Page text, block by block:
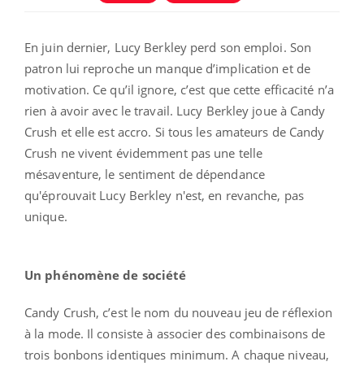
En juin dernier, Lucy Berkley perd son emploi. Son
patron lui reproche un manque d’implication et de
motivation. Ce qu’il ignore, c’est que cette efficacité n’a
rien à avoir avec le travail. Lucy Berkley joue à Candy
Crush et elle est accro. Si tous les amateurs de Candy
Crush ne vivent évidemment pas une telle
mésaventure, le sentiment de dépendance
qu'éprouvait Lucy Berkley n'est, en revanche, pas
unique.
Un phénomène de société
Candy Crush, c’est le nom du nouveau jeu de réflexion
à la mode. Il consiste à associer des combinaisons de
trois bonbons identiques minimum. A chaque niveau,